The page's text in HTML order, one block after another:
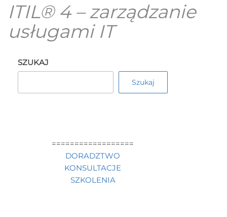
ITIL® 4 – zarządzanie
usługami IT
SZUKAJ
Szukaj
==================
DORADZTWO
KONSULTACJE
SZKOLENIA